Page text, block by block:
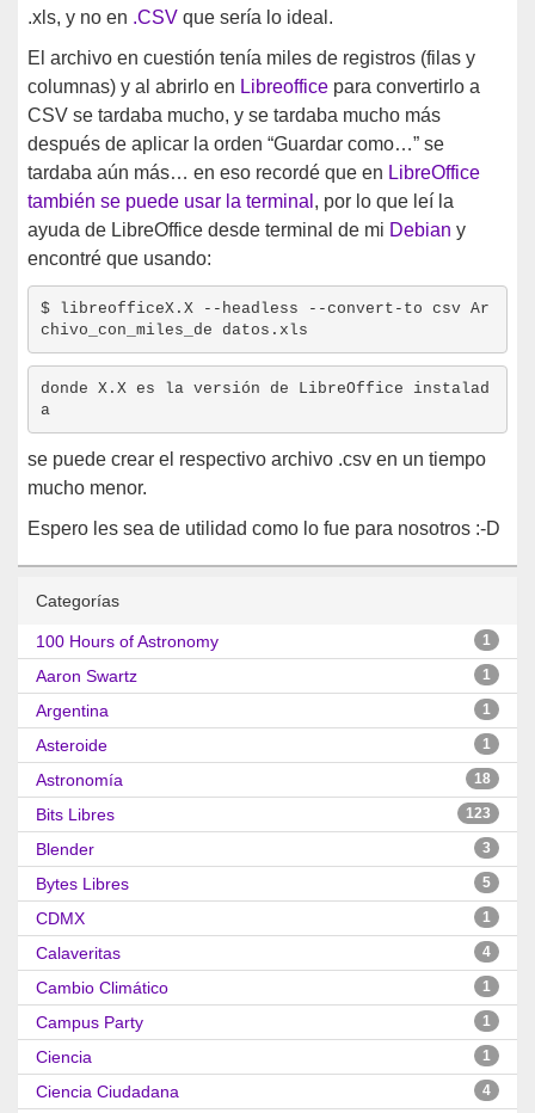
.xls, y no en .CSV que sería lo ideal.
El archivo en cuestión tenía miles de registros (filas y
columnas) y al abrirlo en Libreoffice para convertirlo a
CSV se tardaba mucho, y se tardaba mucho más
después de aplicar la orden “Guardar como…” se
tardaba aún más… en eso recordé que en LibreOffice
también se puede usar la terminal , por lo que leí la
ayuda de LibreOffice desde terminal de mi Debian y
encontré que usando:
$ libreofficeX.X --headless --convert-to csv Ar
chivo_con_miles_de datos.xls
donde X.X es la versión de LibreOffice instalad
a
se puede crear el respectivo archivo .csv en un tiempo
mucho menor.
Espero les sea de utilidad como lo fue para nosotros :-D
Categorías
100 Hours of Astronomy 1
Aaron Swartz 1
Argentina 1
Asteroide 1
Astronomía 18
Bits Libres 123
Blender 3
Bytes Libres 5
CDMX 1
Calaveritas 4
Cambio Climático 1
Campus Party 1
Ciencia 1
Ciencia Ciudadana 4